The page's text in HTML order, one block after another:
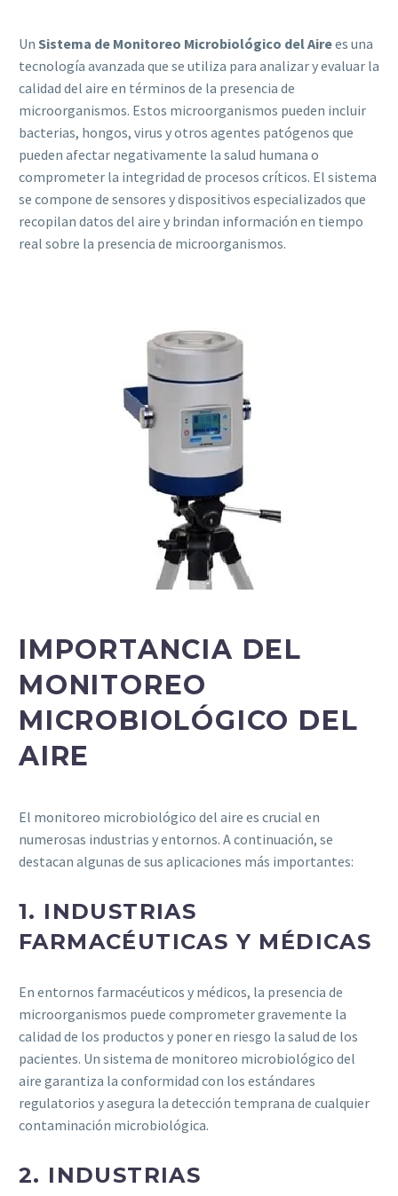
Un Sistema de Monitoreo Microbiológico del Airees una
tecnología avanzada que se utiliza para analizar y evaluar la
calidad del aire en términos de la presencia de
microorganismos. Estos microorganismos pueden incluir
bacterias, hongos, virus y otros agentes patógenos que
pueden afectar negativamente la salud humana o
comprometer la integridad de procesos críticos. El sistema
se compone de sensores y dispositivos especializados que
recopilan datos del aire y brindan información en tiempo
real sobre la presencia de microorganismos.
IMPORTANCIA DEL
MONITOREO
MICROBIOLÓGICO DEL
AIRE
El monitoreo microbiológico del aire es crucial en
numerosas industrias y entornos. A continuación, se
destacan algunas de sus aplicaciones más importantes:
1. INDUSTRIAS
FARMACÉUTICAS Y MÉDICAS
En entornos farmacéuticos y médicos, la presencia de
microorganismos puede comprometer gravemente la
calidad de los productos y poner en riesgo la salud de los
pacientes. Un sistema de monitoreo microbiológico del
aire garantiza la conformidad con los estándares
regulatorios y asegura la detección temprana de cualquier
contaminación microbiológica.
2. INDUSTRIAS